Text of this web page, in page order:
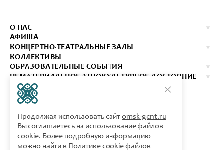
О НАС
АФИША
КОНЦЕРТНО-ТЕАТРАЛЬНЫЕ ЗАЛЫ
КОЛЛЕКТИВЫ
ОБРАЗОВАТЕЛЬНЫЕ СОБЫТИЯ
НЕМАТЕРИАЛЬНОЕ ЭТНОКУЛЬТУРНОЕ ДОСТОЯНИЕ
ИЗДАНИЯ
КОНТАКТЫ
КУПИТЬ БИЛЕТ
ОБРАТНАЯ СВЯЗЬ
Продолжая использовать сайтomsk-gcnt.ru
Вы соглашаетесь на использование файлов
cookie. Более подробную информацию
можно найти в Политике cookie файлов